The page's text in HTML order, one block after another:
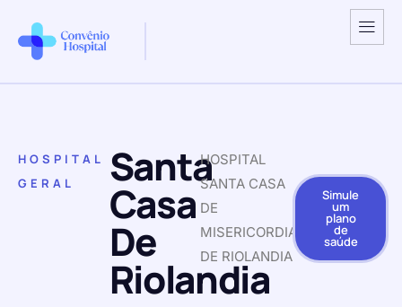
HOSPITAL
GERAL
Santa
Casa
De
Riolandia
HOSPITAL
SANTA CASA
DE
MISERICORDIA
DE RIOLANDIA
Simule
um
plano
de
saúde